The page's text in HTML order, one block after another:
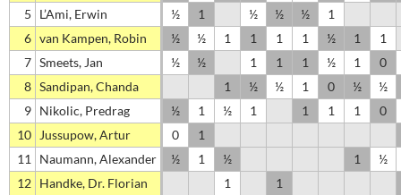
5
L’Ami, Erwin ½ 1 ½ ½ ½
1
6 van Kampen, Robin ½ ½ 1 1 1 1 ½ 1
1
7 Smeets, Jan ½ ½ 1 1 1 ½ 1
0
8 Sandipan, Chanda 1 ½ ½ 1 0 ½
½
9 Nikolic, Predrag ½ 1 ½ 1 1 1 1
0
10
Jussupow, Artur 0
1
11
Naumann, Alexander ½ 1 ½ 1
½
12 Handke, Dr. Florian 1
1